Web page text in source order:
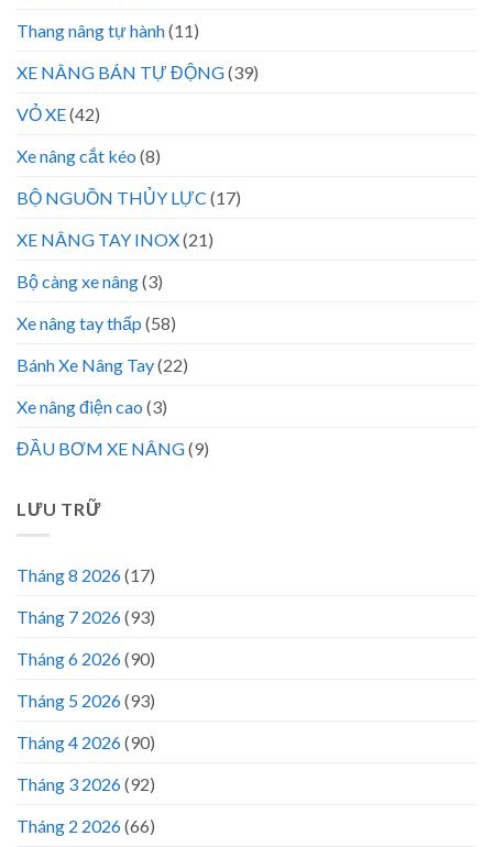
Thang nâng tự hành(11)
XE NÂNG BÁN TỰ ĐỘNG(39)
VỎ XE(42)
Xe nâng cắt kéo (8)
BỘ NGUỒN THỦY LỰC (17)
XE NÂNG TAY INOX(21)
Bộ càng xe nâng(3)
Xe nâng tay thấp (58)
Bánh Xe Nâng Tay(22)
Xe nâng điện cao (3)
ĐẦU BƠM XE NÂNG(9)
LƯU TRỮ
Tháng 8 2026(17)
Tháng 7 2026(93)
Tháng 6 2026(90)
Tháng 5 2026(93)
Tháng 4 2026(90)
Tháng 3 2026(92)
Tháng 2 2026(66)